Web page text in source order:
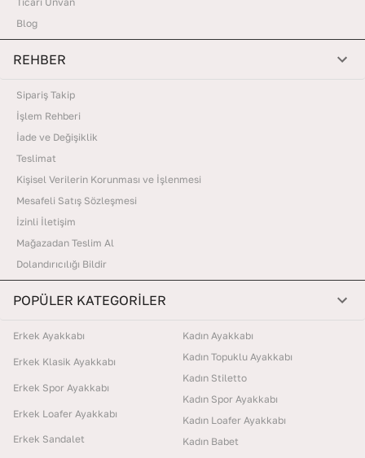
Blog
REHBER
Sipariş Takip
İşlem Rehberi
İade ve Değişiklik
Teslimat
Kişisel Verilerin Korunması ve İşlenmesi
Mesafeli Satış Sözleşmesi
İzinli İletişim
Mağazadan Teslim Al
Dolandırıcılığı Bildir
POPÜLER KATEGORİLER
Erkek Ayakkabı
Erkek Klasik Ayakkabı
Erkek Spor Ayakkabı
Erkek Loafer Ayakkabı
Erkek Sandalet
Kadın Ayakkabı
Kadın Topuklu Ayakkabı
Kadın Stiletto
Kadın Spor Ayakkabı
Kadın Loafer Ayakkabı
Kadın Babet